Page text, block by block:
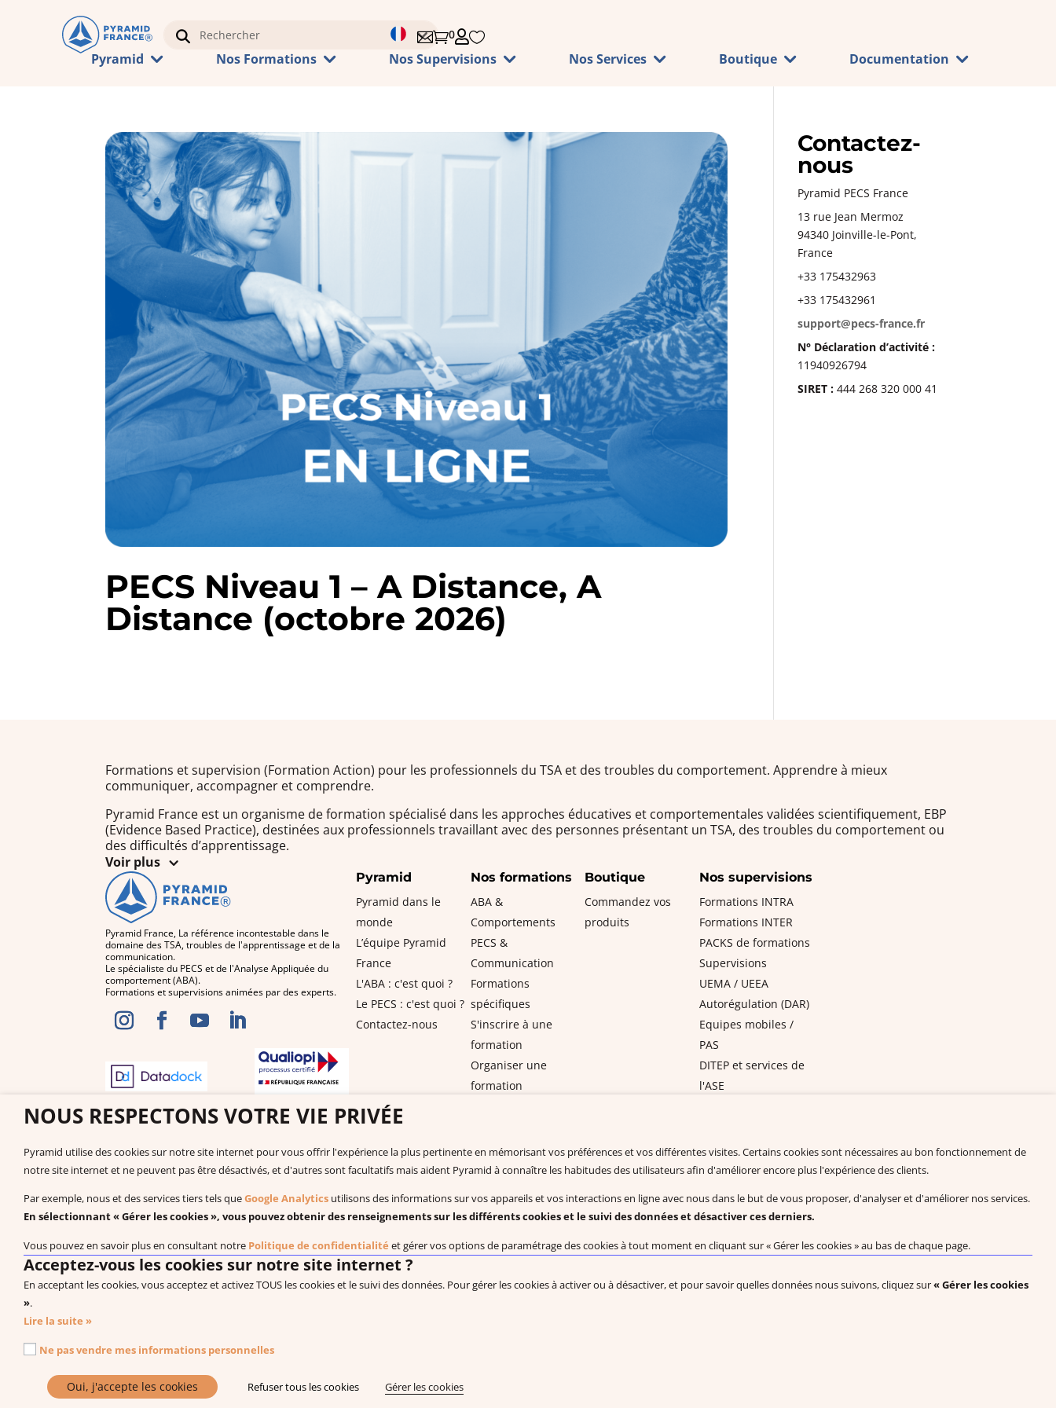
0
Pyramid Nos Formations Nos Supervisions Nos Services Boutique Documentation
PECS Niveau 1 – A Distance, A
Distance (octobre 2026)
Contactez-
nous
Pyramid PECS France
13 rue Jean Mermoz
94340 Joinville-le-Pont,
France
+33 175432963
+33 175432961
support@pecs-france.fr
N° Déclaration d’activité :
11940926794
SIRET : 444 268 320 000 41
Formations et supervision (Formation Action) pour les professionnels du TSA et des troubles du comportement. Apprendre à mieux
communiquer, accompagner et comprendre.
Pyramid France est un organisme de formation spécialisé dans les approches éducatives et comportementales validées scientifiquement, EBP
(Evidence Based Practice), destinées aux professionnels travaillant avec des personnes présentant un TSA, des troubles du comportement ou
des difficultés d’apprentissage.
Voir plus
Pyramid France, La référence incontestable dans le
domaine des TSA, troubles de l'apprentissage et de la
communication.
Le spécialiste du PECS et de l'Analyse Appliquée du
comportement (ABA).
Formations et supervisions animées par des experts.
Pyramid
Pyramid dans le
monde
L’équipe Pyramid
France
L'ABA : c'est quoi ?
Le PECS : c'est quoi ?
Contactez-nous
Nos formations
ABA &
Comportements
PECS &
Communication
Formations
spécifiques
S'inscrire à une
formation
Organiser une
formation
Boutique
Commandez vos
produits
Nos supervisions
Formations INTRA
Formations INTER
PACKS de formations
Supervisions
UEMA / UEEA
Autorégulation (DAR)
Equipes mobiles /
PAS
DITEP et services de
l'ASE
Pyramid PECS France
SIRET : 444 268 320 000 41
Documentation à télécharger
Programmes PDF
EBP : Basé sur des données probantes
Système de Communication par Echange d’Image®, PECS®, Approche Pyramidale de l’Education : ABA Fonctionnelle sont les marques enregistrées de Pyramid Educational Consultants, LLC.
Gérer les cookies
NOUS RESPECTONS VOTRE VIE PRIVÉE
Pyramid utilise des cookies sur notre site internet pour vous offrir l'expérience la plus pertinente en mémorisant vos préférences et vos différentes visites. Certains cookies sont nécessaires au bon fonctionnement de
notre site internet et ne peuvent pas être désactivés, et d'autres sont facultatifs mais aident Pyramid à connaître les habitudes des utilisateurs afin d'améliorer encore plus l'expérience des clients.
Par exemple, nous et des services tiers tels queGoogle Analytics utilisons des informations sur vos appareils et vos interactions en ligne avec nous dans le but de vous proposer, d'analyser et d'améliorer nos services.
En sélectionnant « Gérer les cookies », vous pouvez obtenir des renseignements sur les différents cookies et le suivi des données et désactiver ces derniers.
Vous pouvez en savoir plus en consultant notre Politique de confidentialité et gérer vos options de paramétrage des cookies à tout moment en cliquant sur « Gérer les cookies » au bas de chaque page.
Acceptez-vous les cookies sur notre site internet ?
En acceptant les cookies, vous acceptez et activez TOUS les cookies et le suivi des données. Pour gérer les cookies à activer ou à désactiver, et pour savoir quelles données nous suivons, cliquez sur« Gérer les cookies
».
Lire la suite »
Ne pas vendre mes informations personnelles
Oui, j'accepte les cookies Refuser tous les cookies Gérer les cookies